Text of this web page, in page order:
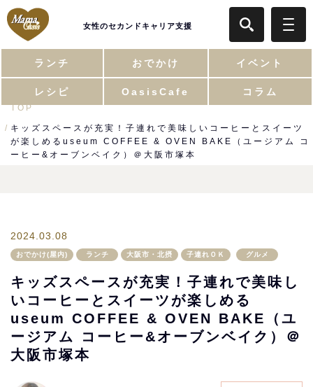
女性のセカンドキャリア支援
ランチ おでかけ イベント
レシピ OasisCafe コラム
TOP
キッズスペースが充実！子連れで美味しいコーヒーとスイーツ
が楽しめるuseum COFFEE & OVEN BAKE（ユージアム コ
ーヒー&オーブンベイク）＠大阪市塚本
2024.03.08
おでかけ(屋内) ランチ 大阪市・北摂 子連れＯＫ グルメ
キッズスペースが充実！子連れで美味し
いコーヒーとスイーツが楽しめる
useum COFFEE & OVEN BAKE（ユ
ージアム コーヒー&オーブンベイク）＠
大阪市塚本